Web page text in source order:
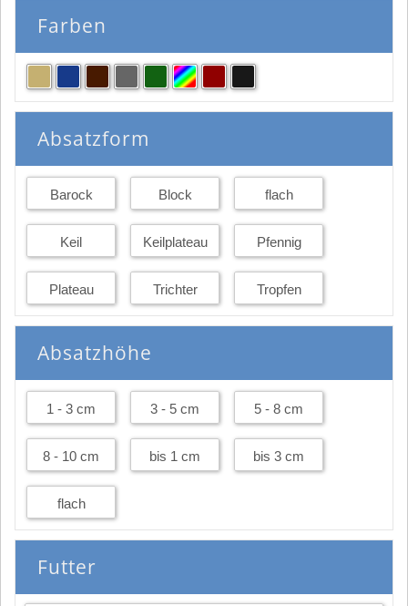
Farben
Absatzform
Barock Block flach
Keil Keilplateau Pfennig
Plateau Trichter Tropfen
Absatzhöhe
1 - 3 cm 3 - 5 cm 5 - 8 cm
8 - 10 cm bis 1 cm bis 3 cm
flach
Futter